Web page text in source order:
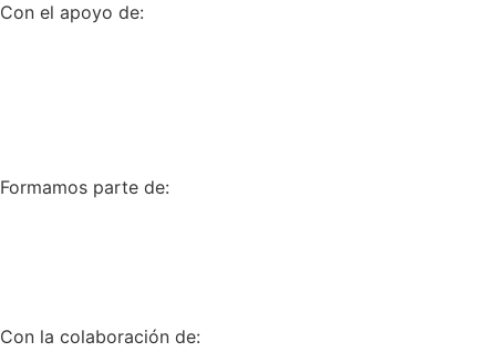
Con el apoyo de:
Formamos parte de:
Con la colaboración de: